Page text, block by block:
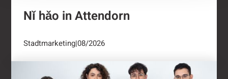
Nǐ hǎo in Attendorn
Stadtmarketing|08/2026
Kulturring Attendorn mit vielseitigem